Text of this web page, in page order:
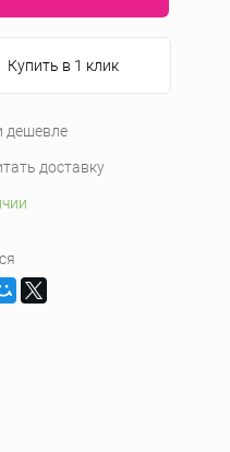
Купить в 1 клик
дешевле
доставку